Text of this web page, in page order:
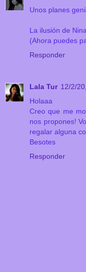
Unos planes
La ilusión de
(Ahora puedes
Responder
Lala Tur 12/2/
Holaaa
Creo que me
nos propones!
regalar alguna
Besotes
Responder